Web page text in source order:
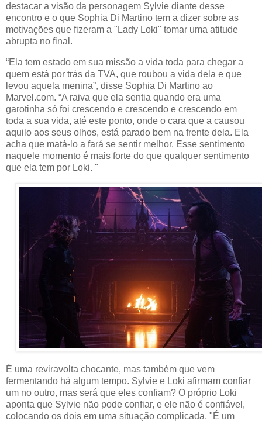
destacar a visão da personagem Sylvie diante desse
encontro e o que Sophia Di Martino tem a dizer sobre as
motivações que fizeram a "Lady Loki" tomar uma atitude
abrupta no final.
“Ela tem estado em sua missão a vida toda para chegar a
quem está por trás da TVA, que roubou a vida dela e que
levou aquela menina”, disse Sophia Di Martino ao
Marvel.com. “A raiva que ela sentia quando era uma
garotinha só foi crescendo e crescendo e crescendo em
toda a sua vida, até este ponto, onde o cara que a causou
aquilo aos seus olhos, está parado bem na frente dela. Ela
acha que matá-lo a fará se sentir melhor. Esse sentimento
naquele momento é mais forte do que qualquer sentimento
que ela tem por Loki. "
É uma reviravolta chocante, mas também que vem
fermentando há algum tempo. Sylvie e Loki afirmam confiar
um no outro, mas será que eles confiam? O próprio Loki
aponta que Sylvie não pode confiar, e ele não é confiável,
colocando os dois em uma situação complicada. "É um